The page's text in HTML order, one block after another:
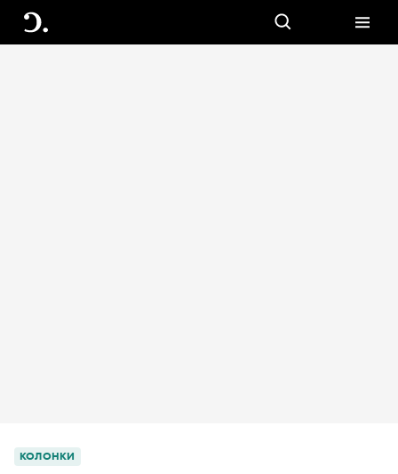
КОЛОНКИ